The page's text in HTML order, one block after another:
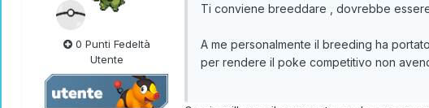
0 Punti Fedeltà
Utente
Ti conviene breeddare , dovrebbe essere
A me personalmente il breeding ha
per rendere il poke competitivo non